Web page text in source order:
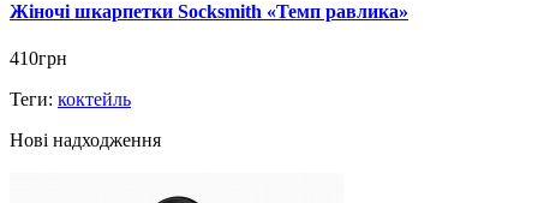
Жіночі шкарпетки Socksmith «Темп равлика»
410грн
Теги: коктейль
Нові надходження